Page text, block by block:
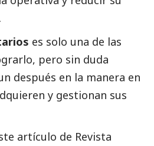
es solo una de las
pero sin duda
después en la manera en
y gestionan sus
artículo de Revista